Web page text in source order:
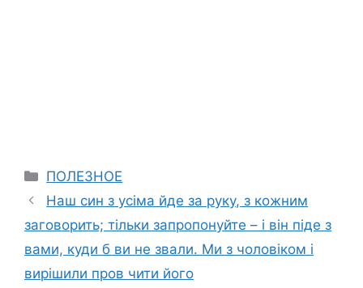
Categories
ПОЛЕЗНОЕ
Наш син з усіма йде за руку, з кожним
заговорить; тільки запропонуйте – і він піде з
вами, куди б ви не звали. Ми з чоловіком і
вирішили пров чити його